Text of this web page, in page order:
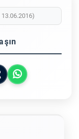
13.06.2016)